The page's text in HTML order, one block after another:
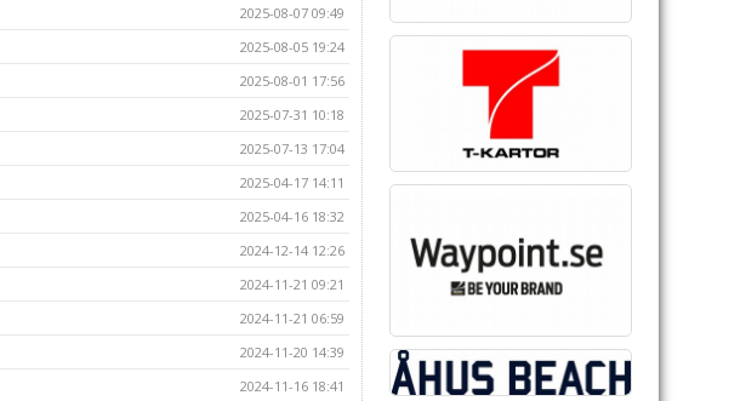
2025-08-07 09:49
2025-08-05 19:24
2025-08-01 17:56
2025-07-31 10:18
2025-07-13 17:04
2025-04-17 14:11
2025-04-16 18:32
2024-12-14 12:26
2024-11-21 09:21
2024-11-21 06:59
2024-11-20 14:39
2024-11-16 18:41